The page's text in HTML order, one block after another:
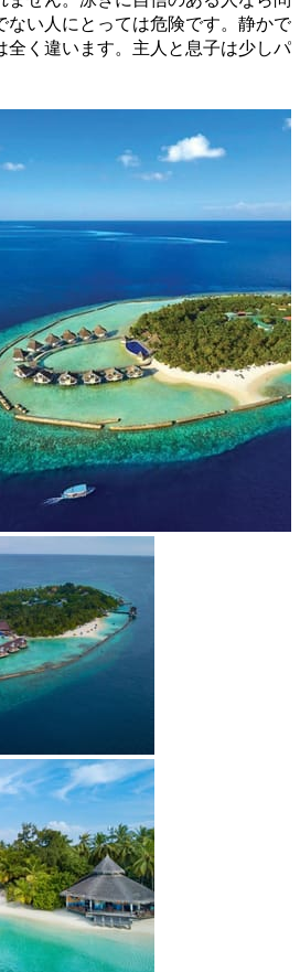
ない人にとっては危険です。静かで
全く違います。主人と息子は少しパ